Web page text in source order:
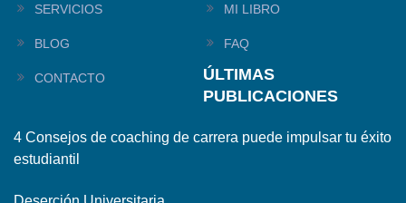
SERVICIOS MI LIBRO
BLOG FAQ
CONTACTO
ÚLTIMAS
PUBLICACIONES
4 Consejos de coaching de carrera puede impulsar tu éxito
estudiantil